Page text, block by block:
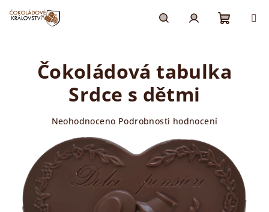
na
košík
Čokoládová tabulka
Srdce s dětmi
Průměrné
produktu
je
0,0
Neohodnoceno Podrobnosti hodnocení